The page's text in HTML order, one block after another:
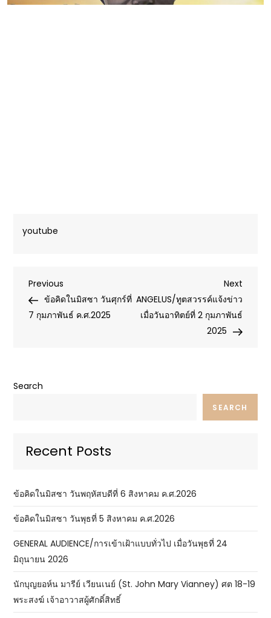
youtube
Post
navigation
Previous
Post
Previous
ข้อคิดในมิสซา วันศุกร์ที่
7 กุมภาพันธ์ ค.ศ.2025
Next
Post
Next
ANGELUS/ทูตสวรรค์แจ้งข่าว
เมื่อวันอาทิตย์ที่ 2 กุมภาพันธ์
2025
Search
SEARCH
Recent Posts
ข้อคิดในมิสซา วันพฤหัสบดีที่ 6 สิงหาคม ค.ศ.2026
ข้อคิดในมิสซา วันพุธที่ 5 สิงหาคม ค.ศ.2026
GENERAL AUDIENCE/การเข้าเฝ้าแบบทั่วไป เมื่อวันพุธที่ 24
มิถุนายน 2026
นักบุญยอห์น มารีย์ เวียนเนย์ (St. John Mary Vianney) ศต 18-19
พระสงฆ์ เจ้าอาวาสผู้ศักดิ์สิทธิ์